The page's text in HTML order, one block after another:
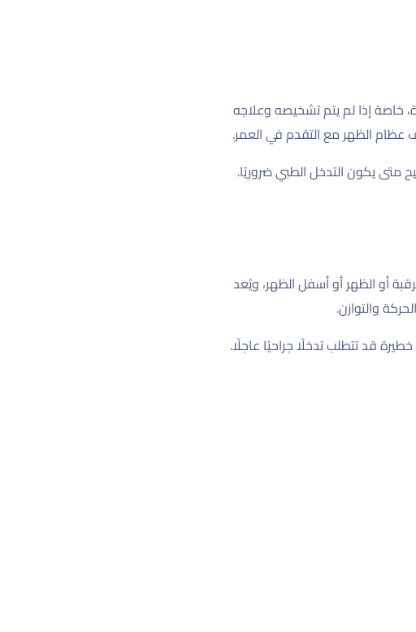
خاصة إذا لم يتم تشخيصه وعلاجه
الظهر مع التقدم في العمر.
متى يكون التدخل الطبي ضروريًا.
أو الظهر أو أسفل الظهر، ويُعد
والتوازن.
قد تتطلب تدخلًا جراحيًا عاجلًا.